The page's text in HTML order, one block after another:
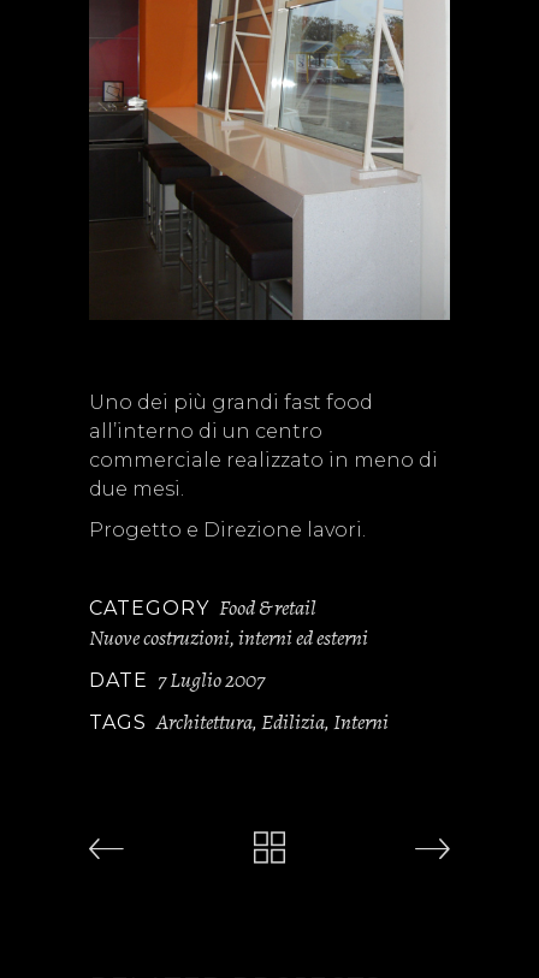
Uno dei più grandi fast food
all’interno di un centro
commerciale realizzato in meno di
due mesi.
Progetto e Direzione lavori.
CATEGORY Food & retail
Nuove costruzioni, interni ed esterni
DATE 7 Luglio 2007
TAGS Architettura, Edilizia, Interni